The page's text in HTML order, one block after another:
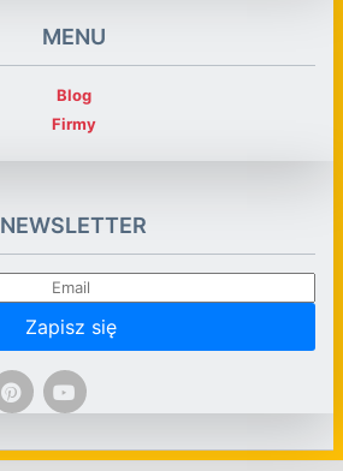
MENU
Blog
Firmy
NEWSLETTER
Zapisz się